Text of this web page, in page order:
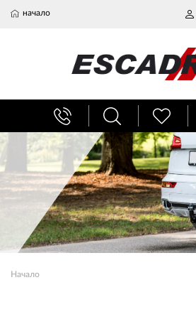
начало
Начало
БАГАЖНИЦИ
ТЕГЛИЧ ЗА КОЛА
ВЕРИГИ ЗА СНЯГ
ХЛАДИЛНИ ЧАНТИ